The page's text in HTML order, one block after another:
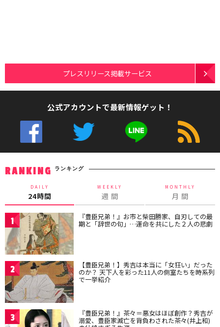
プレスリリース掲載サービス
公式アカウントで最新情報ゲット！
RANKING ランキング
DAILY
24時間
WEEKLY
週 間
MONTHLY
月 間
1 『豊臣兄弟！』お市と柴田勝家、自刃しての最
期と「辞世の句」…運命を共にした２人の悲劇
2 【豊臣兄弟！】秀吉は本当に「女狂い」だった
のか？ 天下人を彩った11人の側室たちを時系列
で一挙紹介
3 『豊臣兄弟！』茶々＝悪女はほぼ創作？秀吉が
溺愛、豊臣家滅亡を背負わされた茶々(井上和)